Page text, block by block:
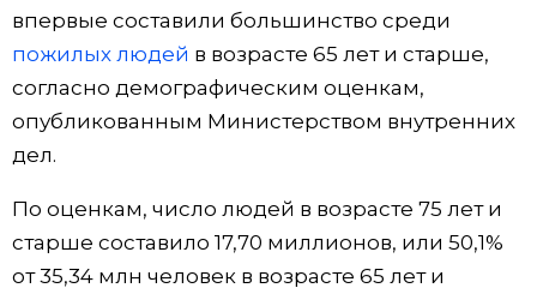
Люди
Блог
Экономика
Популярные статьи
Японский язык
Семья
official SNS
впервые составили большинство среди
пожилых людей в возрасте 65 лет и старше,
согласно демографическим оценкам,
опубликованным Министерством внутренних
дел.
По оценкам, число людей в возрасте 75 лет и
старше составило 17,70 миллионов, или 50,1%
от 35,34 млн человек в возрасте 65 лет и